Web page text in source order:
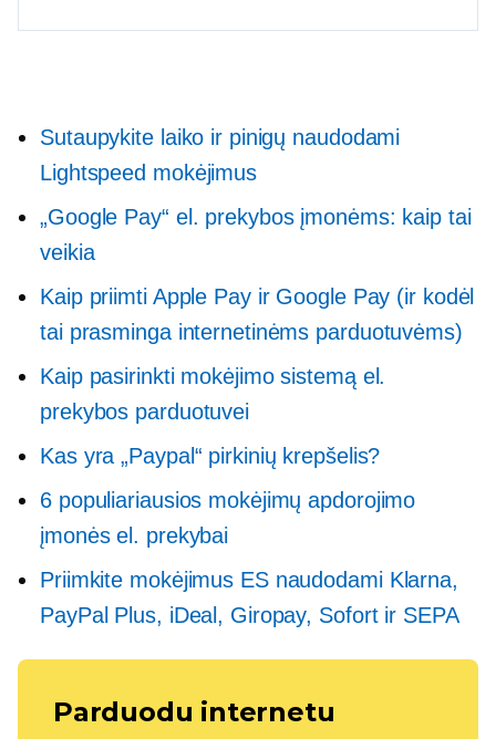
Sutaupykite laiko ir pinigų naudodami
Lightspeed mokėjimus
„Google Pay“ el. prekybos įmonėms: kaip tai
veikia
Kaip priimti Apple Pay ir Google Pay (ir kodėl
tai prasminga internetinėms parduotuvėms)
Kaip pasirinkti mokėjimo sistemą el.
prekybos parduotuvei
Kas yra „Paypal“ pirkinių krepšelis?
6 populiariausios mokėjimų apdorojimo
įmonės el. prekybai
Priimkite mokėjimus ES naudodami Klarna,
PayPal Plus, iDeal, Giropay, Sofort ir SEPA
Parduodu internetu